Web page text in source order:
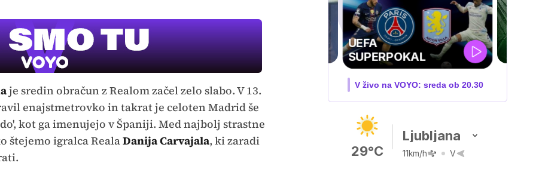
je sredin obračun z Realom začel zelo slabo. V 13.
enajstmetrovko in takrat je celoten Madrid še
kot ga imenujejo v Španiji. Med najbolj strastne
štejemo igralca RealaDanija Carvajala, ki zaradi
ZUFFA BOXING 10
V živo na VOYO: sobota ob
29°C
Ljubljana
11km/h V